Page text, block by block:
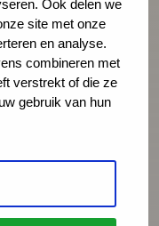
Ook delen we
site met onze
en analyse.
combineren met
verstrekt of die ze
gebruik van hun
en
nodig. Een